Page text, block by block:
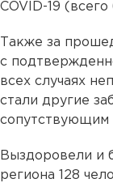
COVID-19 (всего
Также за
с
всех случаях
стали другие
сопутствующим
Выздоровели и
региона 128